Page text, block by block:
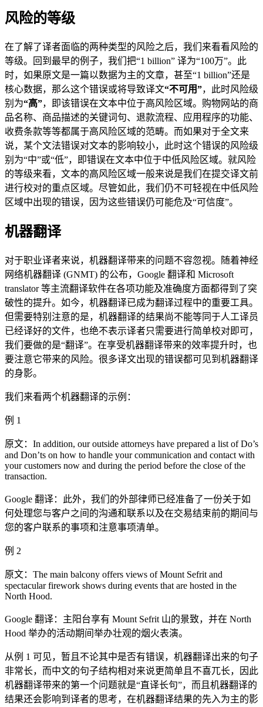
风险的等级
在了解了译者面临的两种类型的风险之后，我们来看看风险的
等级。回到最早的例子，我们把“1 billion” 译为“100万”。此
时，如果原文是一篇以数据为主的文章，甚至“1 billion”还是
核心数据，那么这个错误或将导致译文“不可用”，此时风险级
别为“高”，即该错误在文本中位于高风险区域。购物网站的商
品名称、商品描述的关键词句、退款流程、应用程序的功能、
收费条款等等都属于高风险区域的范畴。而如果对于全文来
说，某个文法错误对文本的影响较小，此时这个错误的风险级
别为“中”或“低”，即错误在文本中位于中低风险区域。就风险
的等级来看，文本的高风险区域一般来说是我们在提交译文前
进行校对的重点区域。尽管如此，我们仍不可轻视在中低风险
区域中出现的错误，因为这些错误仍可能危及“可信度”。
机器翻译
对于职业译者来说，机器翻译带来的问题不容忽视。随着神经
网络机器翻译 (GNMT) 的公布，Google 翻译和 Microsoft
translator 等主流翻译软件在各项功能及准确度方面都得到了突
破性的提升。如今，机器翻译已成为翻译过程中的重要工具。
但需要特别注意的是，机器翻译的结果尚不能等同于人工译员
已经译好的文件，也绝不表示译者只需要进行简单校对即可，
我们要做的是“翻译”。在享受机器翻译带来的效率提升时，也
要注意它带来的风险。很多译文出现的错误都可见到机器翻译
的身影。
我们来看两个机器翻译的示例：
例 1
原文：In addition, our outside attorneys have prepared a list of Do’s
and Don’ts on how to handle your communication and contact with
your customers now and during the period before the close of the
transaction.
Google 翻译：此外，我们的外部律师已经准备了一份关于如
何处理您与客户之间的沟通和联系以及在交易结束前的期间与
您的客户联系的事项和注意事项清单。
例 2
原文：The main balcony offers views of Mount Sefrit and
spectacular firework shows during events that are hosted in the
North Hood.
Google 翻译：主阳台享有 Mount Sefrit 山的景致，并在 North
Hood 举办的活动期间举办壮观的烟火表演。
从例 1 可见，暂且不论其中是否有错误，机器翻译出来的句子
非常长，而中文的句子结构相对来说更简单且不喜兀长，因此
机器翻译带来的第一个问题就是“直译长句”，而且机器翻译的
结果还会影响到译者的思考，在机器翻译结果的先入为主的影